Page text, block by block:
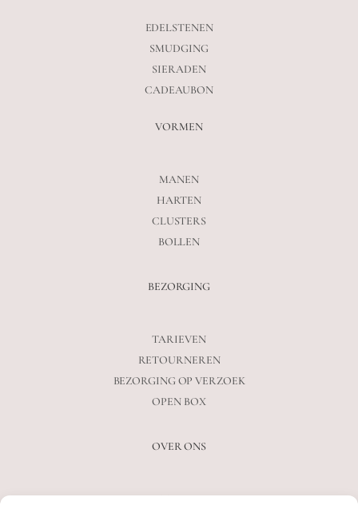
EDELSTENEN
SMUDGING
SIERADEN
CADEAUBON
VORMEN
MANEN
HARTEN
CLUSTERS
BOLLEN
BEZORGING
TARIEVEN
RETOURNEREN
BEZORGING OP VERZOEK
OPEN BOX
OVER ONS
VEELGESTELDE VRAGEN